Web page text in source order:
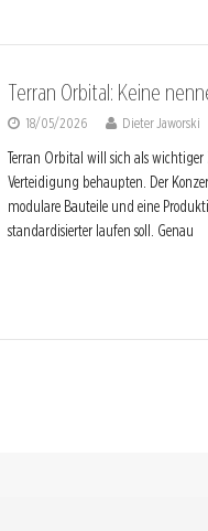
Terran Orbital: Keine
18/05/2026 Dieter Jaworski
Terran Orbital will sich als
Verteidigung behaupten. Der
modulare Bauteile und eine
standardisierter laufen soll. Genau